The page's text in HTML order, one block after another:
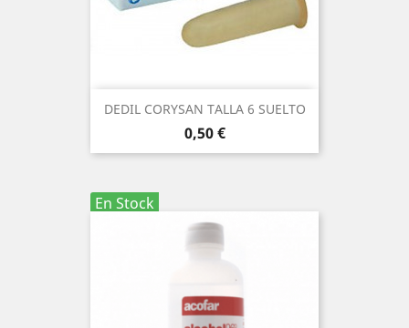
DEDIL CORYSAN TALLA 6 SUELTO
Precio
0,50 €
En Stock